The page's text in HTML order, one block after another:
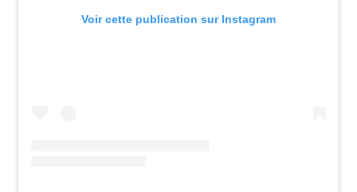
Voir cette publication sur Instagram